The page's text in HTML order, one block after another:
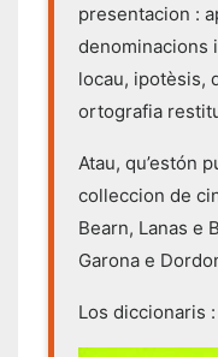
presentacion :
denominacions
locau, ipotèsis,
ortografia
Atau, qu’estón
colleccion de
Bearn, Lanas e
Garona e
Los diccionaris :